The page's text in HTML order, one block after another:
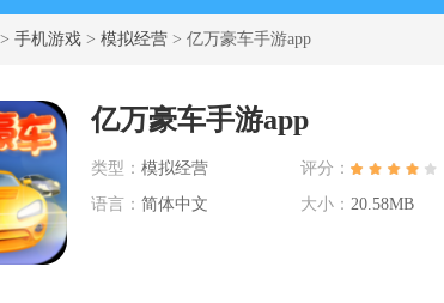
> 手机游戏 > 模拟经营 > 亿万豪车手游app
亿万豪车手游app
类型： 模拟经营 评分：
语言： 简体中文 大小： 20.58MB